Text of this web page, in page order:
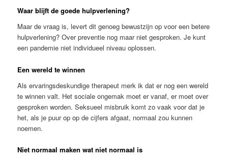
Waar blijft de goede hulpverlening?
Maar de vraag is, levert dit genoeg bewustzijn op voor een betere
hulpverlening? Over preventie nog maar niet gesproken. Je kunt
een pandemie niet individueel niveau oplossen.
Een wereld te winnen
Als ervaringsdeskundige therapeut merk ik dat er nog een wereld
te winnen valt. Het sociale ongemak moet er vanaf, er moet over
gesproken worden. Seksueel misbruik komt zo vaak voor dat je
het, als je puur op op de cijfers afgaat, normaal zou kunnen
noemen.
Niet normaal maken wat niet normaal is